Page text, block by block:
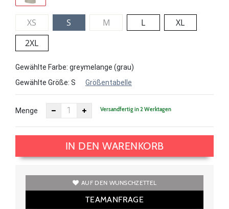
XS S M L
XL
2XL
Gewählte Farbe: greymelange (grau)
Gewählte Größe: S Größentabelle
Menge Versandfertig in 2 Werktagen
IN DEN WARENKORB
AUF DEN WUNSCHZETTEL
TEAMANFRAGE